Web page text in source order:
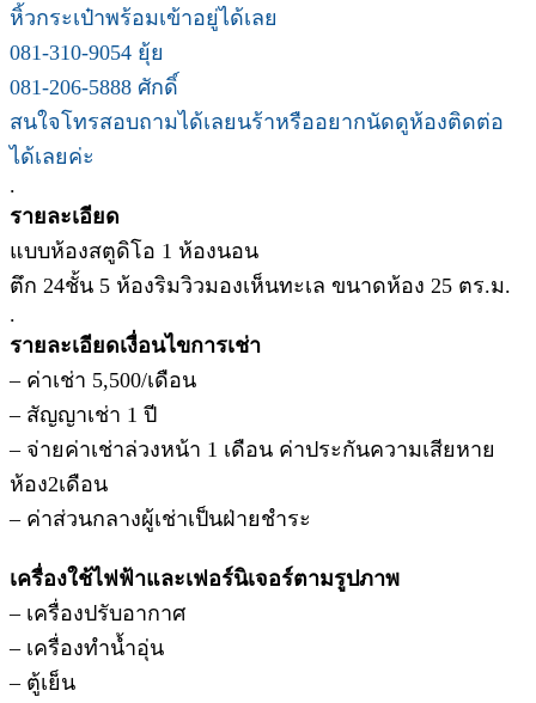
หิ้วกระเป๋าพร้อมเข้าอยู่ได้เลย
081-310-9054 ยุ้ย
081-206-5888 ศักดิ์
สนใจโทรสอบถามได้เลยนร้าหรืออยากนัดดูห้องติดต่อ
ได้เลยค่ะ
.
รายละเอียด
แบบห้องสตูดิโอ 1 ห้องนอน
ตึก 24ชั้น 5 ห้องริมวิวมองเห็นทะเล ขนาดห้อง 25 ตร.ม.
.
รายละเอียดเงื่อนไขการเช่า
– ค่าเช่า 5,500/เดือน
– สัญญาเช่า 1 ปี
– จ่ายค่าเช่าล่วงหน้า 1 เดือน ค่าประกันความเสียหาย
ห้อง2เดือน
– ค่าส่วนกลางผู้เช่าเป็นฝ่ายชำระ
เครื่องใช้ไฟฟ้าและเฟอร์นิเจอร์ตามรูปภาพ
– เครื่องปรับอากาศ
– เครื่องทำน้ำอุ่น
– ตู้เย็น